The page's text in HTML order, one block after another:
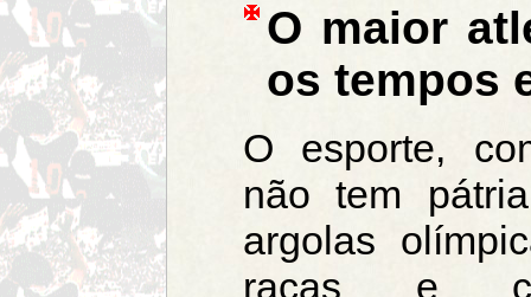
O maior
os tempos
O esporte,
não tem
argolas
raças e